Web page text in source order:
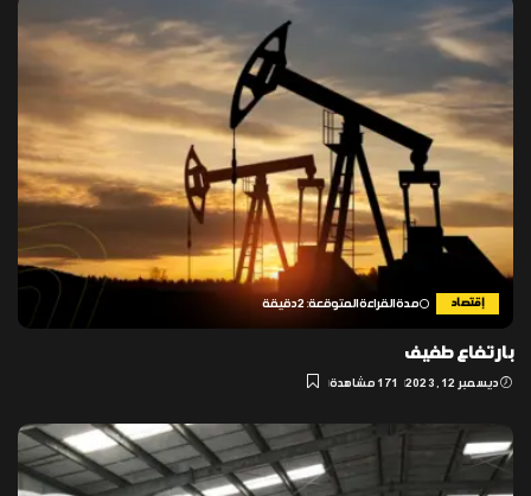
إقتصاد مدة القراءة المتوقعة: 2 دقيقة
بارتفاع طفيف
ديسمبر 12, 2023 171 مشاهدة